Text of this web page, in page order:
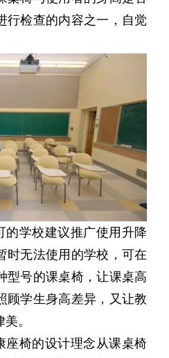
行检查的内容之一，自觉
学校建议推广使用升降
时无法使用的学校，可在
型号的课桌椅，让课桌高
顾学生身高差异，又让教
。
椅的设计理念从课桌椅